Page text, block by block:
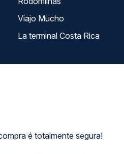
é totalmente segura!
Viajo Mucho
La terminal Costa Rica